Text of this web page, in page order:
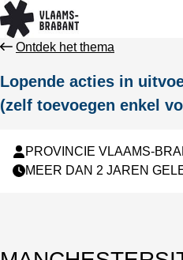
Ontdek het thema
Lopende acties in
(zelf toevoegen enkel
PROVINCIE VLAAMS-
MEER DAN 2 JAREN